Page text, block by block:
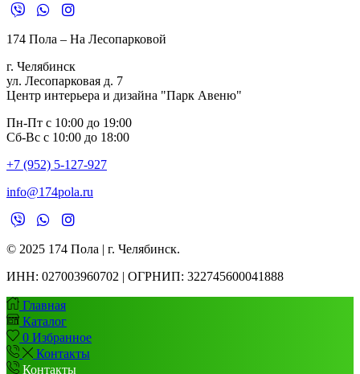
174 Пола – На Лесопарковой
г. Челябинск
ул. Лесопарковая д. 7
Центр интерьера и дизайна "Парк Авеню"
Пн-Пт с 10:00 до 19:00
Сб-Вс с 10:00 до 18:00
+7 (952) 5-127-927
info@174pola.ru
© 2025 174 Пола | г. Челябинск.
ИНН: 027003960702 | ОГРНИП: 322745600041888
Главная
Каталог
0 Избранное
Контакты
Контакты